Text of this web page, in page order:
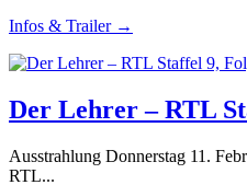
Infos & Trailer →
Der Lehrer – RTL
Ausstrahlung Donnerstag 11.
RTL...